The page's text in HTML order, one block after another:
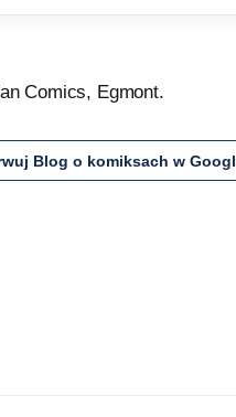
Comics, Egmont.
Blog o komiksach w